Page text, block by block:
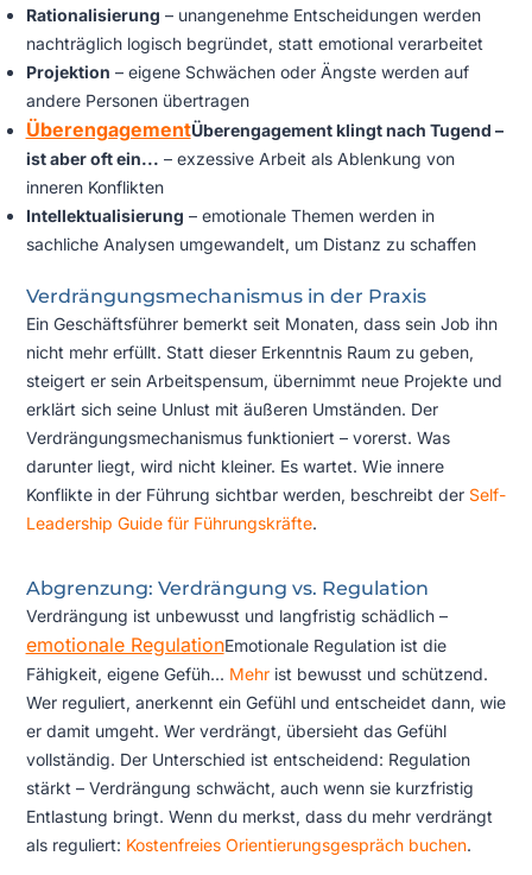
Rationalisierung – unangenehme Entscheidungen werden
nachträglich logisch begründet, statt emotional verarbeitet
Projektion – eigene Schwächen oder Ängste werden auf
andere Personen übertragen
ÜberengagementÜberengagement klingt nach Tugend –
ist aber oft ein... – exzessive Arbeit als Ablenkung von
inneren Konflikten
Intellektualisierung – emotionale Themen werden in
sachliche Analysen umgewandelt, um Distanz zu schaffen
Verdrängungsmechanismus in der Praxis
Ein Geschäftsführer bemerkt seit Monaten, dass sein Job ihn
nicht mehr erfüllt. Statt dieser Erkenntnis Raum zu geben,
steigert er sein Arbeitspensum, übernimmt neue Projekte und
erklärt sich seine Unlust mit äußeren Umständen. Der
Verdrängungsmechanismus funktioniert – vorerst. Was
darunter liegt, wird nicht kleiner. Es wartet. Wie innere
Konflikte in der Führung sichtbar werden, beschreibt der Self-
Leadership Guide für Führungskräfte.
Abgrenzung: Verdrängung vs. Regulation
Verdrängung ist unbewusst und langfristig schädlich –
emotionale RegulationEmotionale Regulation ist die
Fähigkeit, eigene Gefüh... Mehrist bewusst und schützend.
Wer reguliert, anerkennt ein Gefühl und entscheidet dann, wie
er damit umgeht. Wer verdrängt, übersieht das Gefühl
vollständig. Der Unterschied ist entscheidend: Regulation
stärkt – Verdrängung schwächt, auch wenn sie kurzfristig
Entlastung bringt. Wenn du merkst, dass du mehr verdrängt
als reguliert: Kostenfreies Orientierungsgespräch buchen.